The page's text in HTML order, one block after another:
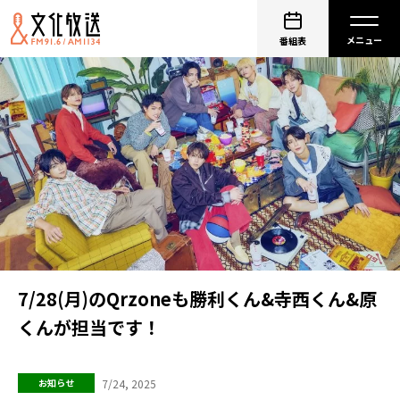
番組表
7/28(月)のQrzoneも勝利くん&寺西くん&原
くんが担当です！
お知らせ 7/24, 2025